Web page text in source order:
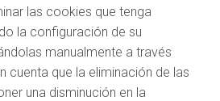
las cookies que tenga
la configuración de su
manualmente a través
cuenta que la eliminación de las
una disminución en la